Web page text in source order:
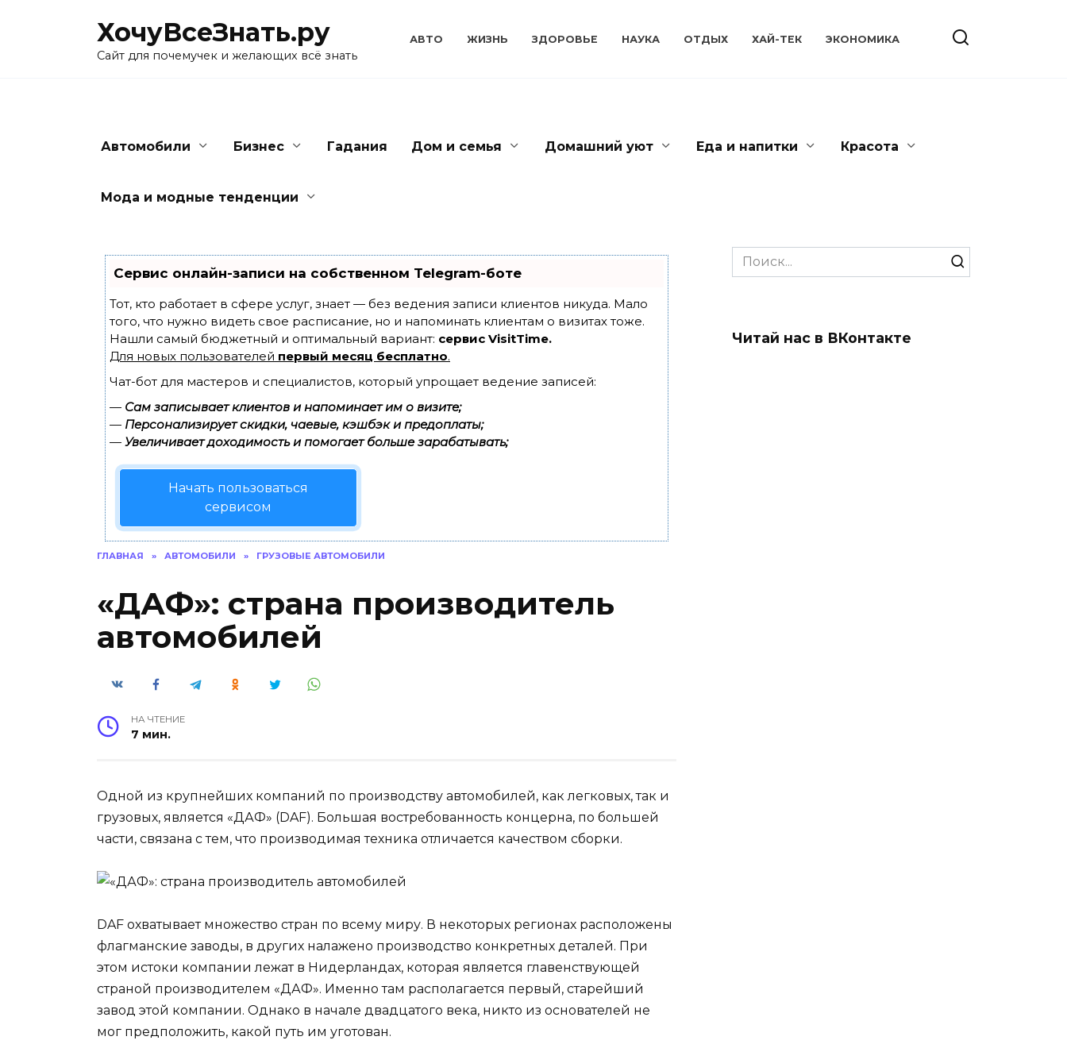
ХочуВсеЗнать.ру
Сайт для почемучек и желающих всё знать
АВТО ЖИЗНЬ ЗДОРОВЬЕ НАУКА ОТДЫХ ХАЙ-ТЕК ЭКОНОМИКА
Автомобили Бизнес Гадания Дом и семья Домашний уют Еда и напитки Красота
Мода и модные тенденции
Сервис онлайн-записи на собственном Telegram-боте
Тот, кто работает в сфере услуг, знает — без ведения записи клиентов никуда. Мало
того, что нужно видеть свое расписание, но и напоминать клиентам о визитах тоже.
Нашли самый бюджетный и оптимальный вариант: сервис VisitTime.
Для новых пользователей первый месяц бесплатно.
Чат-бот для мастеров и специалистов, который упрощает ведение записей:
— Сам записывает клиентов и напоминает им о визите;
— Персонализирует скидки, чаевые, кэшбэк и предоплаты;
— Увеличивает доходимость и помогает больше зарабатывать;
Начать пользоваться
сервисом
ГЛАВНАЯ » АВТОМОБИЛИ » ГРУЗОВЫЕ АВТОМОБИЛИ
«ДАФ»: страна производитель
автомобилей
НА ЧТЕНИЕ
7 мин.
Одной из крупнейших компаний по производству автомобилей, как легковых, так и
грузовых, является «ДАФ» (DAF). Большая востребованность концерна, по большей
части, связана с тем, что производимая техника отличается качеством сборки.
DAF охватывает множество стран по всему миру. В некоторых регионах расположены
флагманские заводы, в других налажено производство конкретных деталей. При
этом истоки компании лежат в Нидерландах, которая является главенствующей
страной производителем «ДАФ». Именно там располагается первый, старейший
завод этой компании. Однако в начале двадцатого века, никто из основателей не
мог предположить, какой путь им уготован.
Search
for:
Читай нас в ВКонтакте